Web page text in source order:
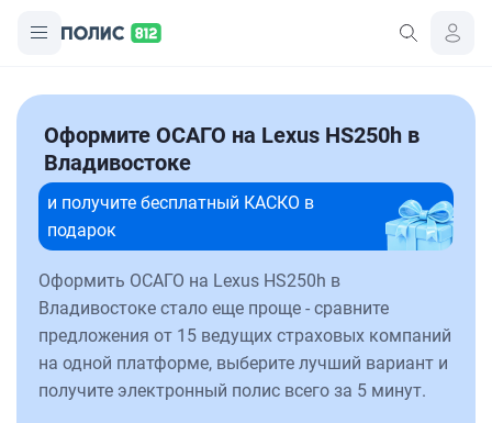
Оформите ОСАГО на Lexus HS250h в
Владивостоке
и получите бесплатный КАСКО в
подарок
Оформить ОСАГО на Lexus HS250h в
Владивостоке стало еще проще - сравните
предложения от 15 ведущих страховых компаний
на одной платформе, выберите лучший вариант и
получите электронный полис всего за 5 минут.